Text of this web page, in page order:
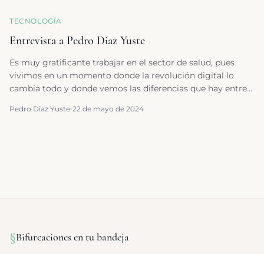
TECNOLOGÍA
Entrevista a Pedro Diaz Yuste
Es muy gratificante trabajar en el sector de salud, pues
vivimos en un momento donde la revolución digital lo
cambia todo y donde vemos las diferencias que hay entre
Pedro Diaz Yuste 22 de mayo de 2024
§Bifurcaciones en tu bandeja